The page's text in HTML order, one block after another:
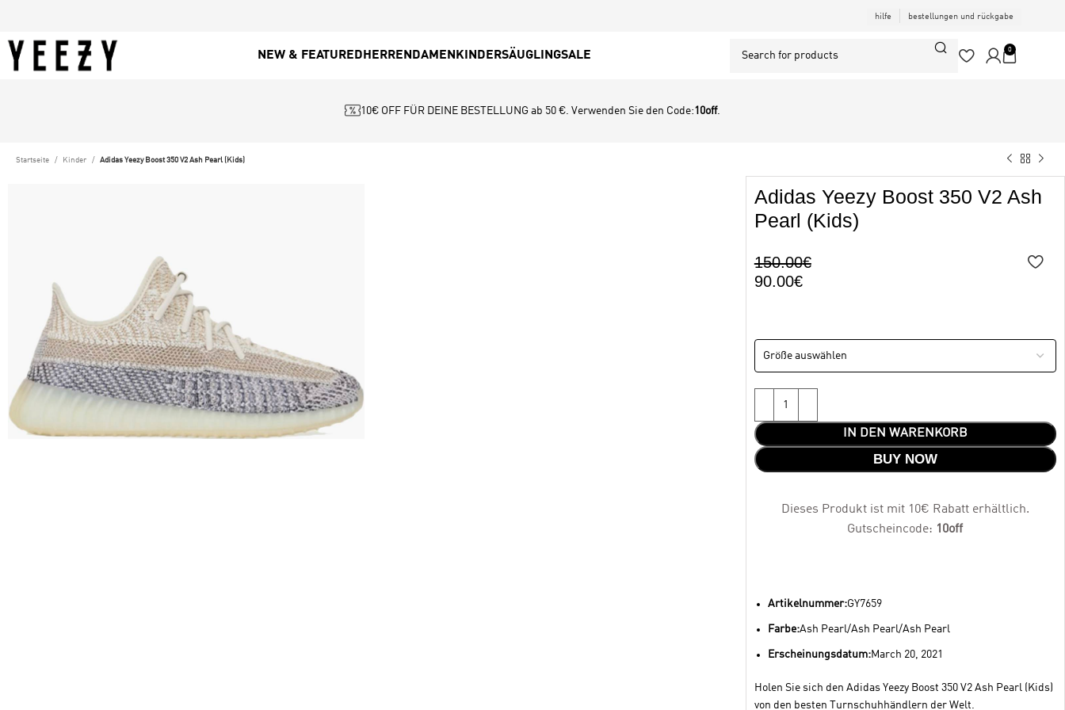
hilfe bestellungen und rückgabe
NEW & FEATURED HERREN DAMEN KINDERSÄUGLINGSALE 0
10€ OFF FÜR DEINE BESTELLUNG ab 50 €. Verwenden Sie den Code:10off.
Startseite Kinder Adidas Yeezy Boost 350 V2 Ash Pearl (Kids)
Adidas Yeezy Boost 350 V2 Ash
Pearl (Kids)
150.00€
90.00€
IN DEN WARENKORB
BUY NOW
Dieses Produkt ist mit 10€ Rabatt erhältlich.
Gutscheincode: 10off
Artikelnummer:GY7659
Farbe:Ash Pearl/Ash Pearl/Ash Pearl
Erscheinungsdatum:March 20, 2021
Holen Sie sich den Adidas Yeezy Boost 350 V2 Ash Pearl (Kids)
von den besten Turnschuhhändlern der Welt.